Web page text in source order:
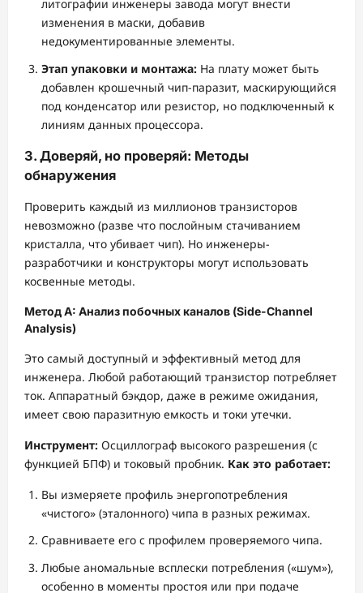
литографии инженеры завода могут внести
изменения в маски, добавив
недокументированные элементы.
Этап упаковки и монтажа: На плату может быть
добавлен крошечный чип-паразит, маскирующийся
под конденсатор или резистор, но подключенный к
линиям данных процессора.
3. Доверяй, но проверяй: Методы
обнаружения
Проверить каждый из миллионов транзисторов
невозможно (разве что послойным стачиванием
кристалла, что убивает чип). Но инженеры-
разработчики и конструкторы могут использовать
косвенные методы.
Метод А: Анализ побочных каналов (Side-Channel
Analysis)
Это самый доступный и эффективный метод для
инженера. Любой работающий транзистор потребляет
ток. Аппаратный бэкдор, даже в режиме ожидания,
имеет свою паразитную емкость и токи утечки.
Инструмент: Осциллограф высокого разрешения (с
функцией БПФ) и токовый пробник. Как это работает:
Вы измеряете профиль энергопотребления
«чистого» (эталонного) чипа в разных режимах.
Сравниваете его с профилем проверяемого чипа.
Любые аномальные всплески потребления («шум»),
особенно в моменты простоя или при подаче